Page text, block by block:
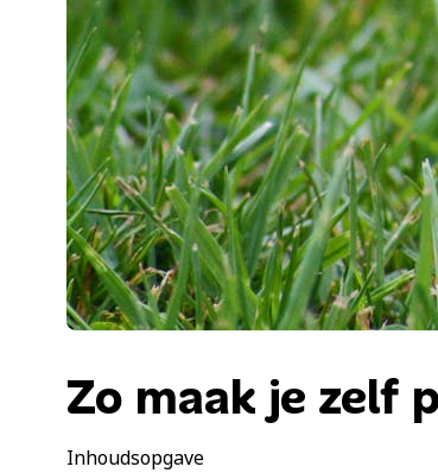
Zo maak je zelf
Inhoudsopgave